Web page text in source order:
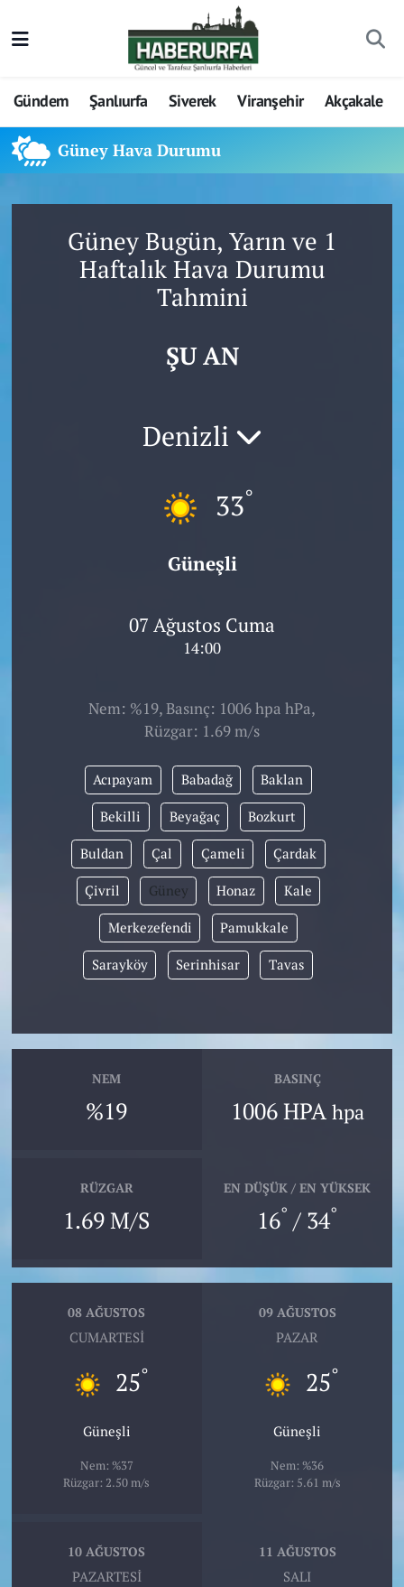
Gündem Şanlıurfa Siverek Viranşehir Akçakale
Güney Hava Durumu
Güney Bugün, Yarın ve 1
Haftalık Hava Durumu
Tahmini
ŞU AN
Denizli
33°
Güneşli
07 Ağustos Cuma
14:00
Nem: %19, Basınç: 1006 hpa hPa,
Rüzgar: 1.69 m/s
Acıpayam Babadağ Baklan
Bekilli Beyağaç Bozkurt
Buldan Çal Çameli Çardak
Çivril Güney Honaz Kale
Merkezefendi Pamukkale
Sarayköy Serinhisar Tavas
NEM
%19
BASINÇ
1006 HPA hpa
RÜZGAR
1.69 M/S
EN DÜŞÜK / EN YÜKSEK
16° / 34°
08 AĞUSTOS
CUMARTESI
25°
Güneşli
Nem: %37
Rüzgar: 2.50 m/s
09 AĞUSTOS
PAZAR
25°
Güneşli
Nem: %36
Rüzgar: 5.61 m/s
10 AĞUSTOS
PAZARTESI
11 AĞUSTOS
SALI